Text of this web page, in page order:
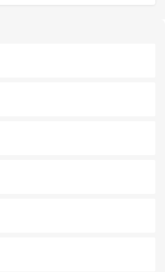
は地元の風情を楽しめる外せないスポット